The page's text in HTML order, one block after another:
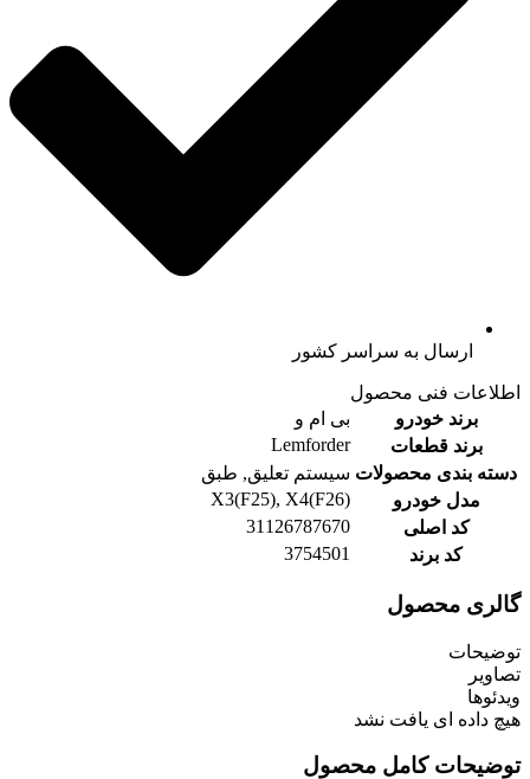
ارسال به سراسر کشور
اطلاعات فنی محصول
برند خودرو
بی ام و
برند قطعات
Lemforder
دسته بندی محصولات سیستم تعلیق, طبق
مدل خودرو
X3(F25), X4(F26)
کد اصلی
31126787670
کد برند
3754501
گالری محصول
توضیحات
تصاویر
ویدئوها
هیچ داده ای یافت نشد
توضیحات کامل محصول